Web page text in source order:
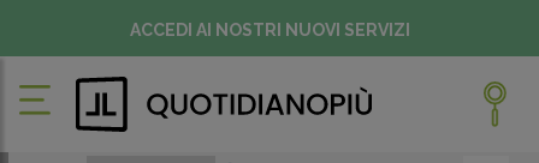
ACCEDI AI NOSTRI NUOVI SERVIZI